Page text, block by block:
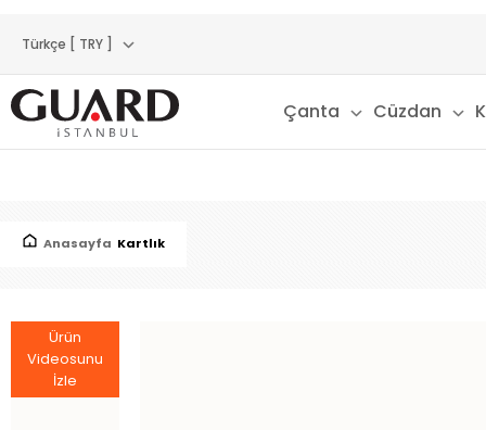
Türkçe [ TRY ]
Çanta Cüzdan
Anasayfa Kartlık
Ürün
Videosunu
İzle